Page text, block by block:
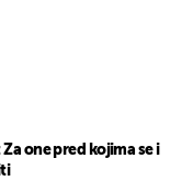
one pred kojima se i